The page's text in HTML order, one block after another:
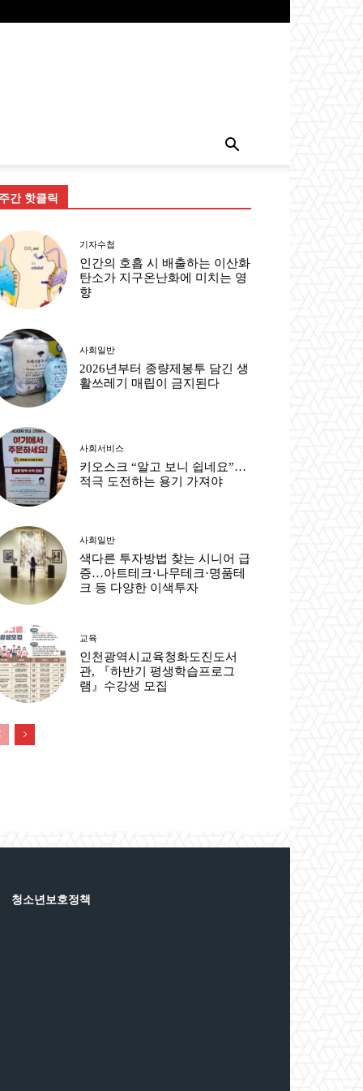
간 핫클릭
기자수첩
인간의 호흡 시 배출하는 이산화
탄소가 지구온난화에 미치는 영
향
사회일반
2026년부터 종량제봉투 담긴 생
활쓰레기 매립이 금지된다
사회서비스
키오스크 “알고 보니 쉽네요”…
적극 도전하는 용기 가져야
사회일반
색다른 투자방법 찾는 시니어 급
증…아트테크·나무테크·명품테
크 등 다양한 이색투자
교육
인천광역시교육청화도진도서
관, 『하반기 평생학습프로그
램』수강생 모집
청소년보호정책